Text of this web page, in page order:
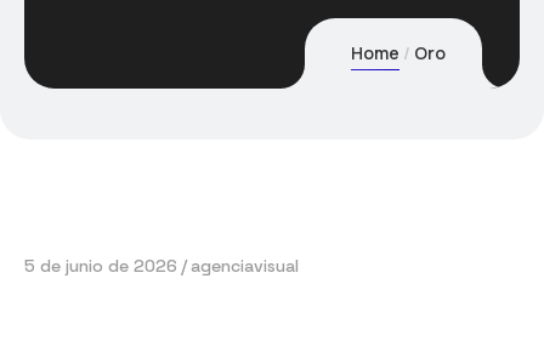
Home Oro
5 de junio de 2026 agenciavisual